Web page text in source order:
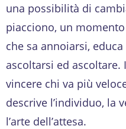
una possibilità di
piacciono, un
che sa annoiarsi,
ascoltarsi ed
vincere chi va più
descrive l’individuo, la
l’arte dell’attesa.